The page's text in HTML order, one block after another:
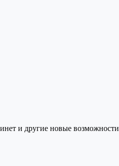
и другие новые возможности